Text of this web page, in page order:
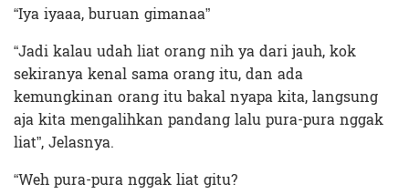
“Iya iyaaa, buruan gimanaa”
“Jadi kalau udah liat orang nih ya dari jauh, kok
sekiranya kenal sama orang itu, dan ada
kemungkinan orang itu bakal nyapa kita, langsung
aja kita mengalihkan pandang lalu pura-pura nggak
liat”, Jelasnya.
“Weh pura-pura nggak liat gitu?